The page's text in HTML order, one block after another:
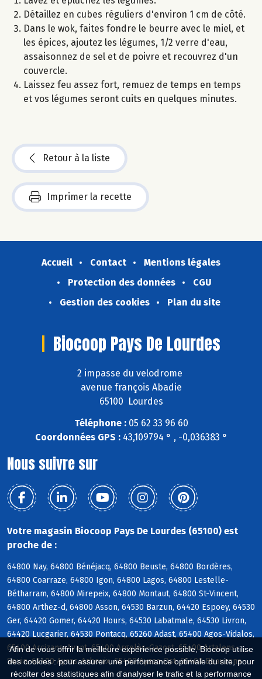
Afin de vous offrir la meilleure expérience possible, Biocoop utilise
des cookies : pour assurer une performance optimale du site, pour
récolter des statistiques afin d'analyser le trafic et la performance
Détaillez en cubes réguliers d'environ 1 cm de côté.
Dans le wok, faites fondre le beurre avec le miel, et
les épices, ajoutez les légumes, 1/2 verre d'eau,
assaisonnez de sel et de poivre et recouvrez d'un
couvercle.
Laissez feu assez fort, remuez de temps en temps
et vos légumes seront cuits en quelques minutes.
Retour à la liste
Imprimer la recette
Accueil Contact
Mentions légales
Protection des données
CGU
Gestion des cookies
Plan du site
Biocoop Pays De Lourdes
2 impasse du velodrome
avenue françois Abadie
65100 Lourdes
Téléphone :05 62 33 96 60
Coordonnées GPS :43,109794 ° , -0,036383 °
Nous suivre sur
Votre magasin Biocoop Pays De Lourdes (65100) est
proche de :
64800 Nay, 64800 Bénéjacq, 64800 Beuste, 64800 Bordères,
64800 Coarraze, 64800 Igon, 64800 Lagos, 64800 Lestelle-
Bétharram, 64800 Mirepeix, 64800 Montaut, 64800 St-Vincent,
64800 Arthez-d, 64800 Asson, 64530 Barzun, 64420 Espoey, 64530
Ger, 64420 Gomer, 64420 Hours, 64530 Labatmale, 64530 Livron,
64420 Lucgarier, 64530 Pontacq, 65260 Adast, 65400 Agos-Vidalos,
65400 Arcizans-Avant, 65400 Argelès-Gazost, 65400 Artalens-
Souin, 65400 Ayros-Arbouix, 65400 Ayzac-Ost, 65400 Beaucens